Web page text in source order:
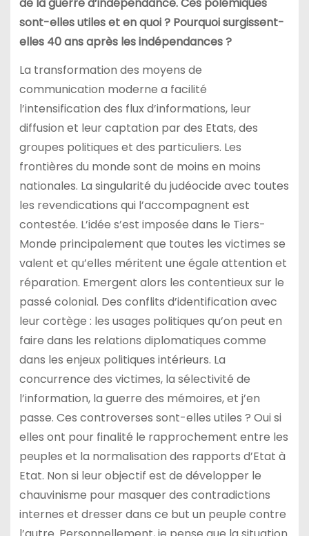
sont-elles utiles et en quoi ? Pourquoi surgissent-
elles 40 ans après les indépendances ?
La transformation des moyens de
communication moderne a facilité
l’intensification des flux d’informations, leur
diffusion et leur captation par des Etats, des
groupes politiques et des particuliers. Les
frontières du monde sont de moins en moins
nationales. La singularité du judéocide avec toutes
les revendications qui l’accompagnent est
contestée. L’idée s’est imposée dans le Tiers-
Monde principalement que toutes les victimes se
valent et qu’elles méritent une égale attention et
réparation. Emergent alors les contentieux sur le
passé colonial. Des conflits d’identification avec
leur cortège : les usages politiques qu’on peut en
faire dans les relations diplomatiques comme
dans les enjeux politiques intérieurs. La
concurrence des victimes, la sélectivité de
l’information, la guerre des mémoires, et j’en
passe. Ces controverses sont-elles utiles ? Oui si
elles ont pour finalité le rapprochement entre les
peuples et la normalisation des rapports d’Etat à
Etat. Non si leur objectif est de développer le
chauvinisme pour masquer des contradictions
internes et dresser dans ce but un peuple contre